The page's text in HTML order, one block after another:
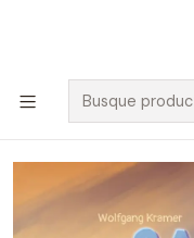
🚀 ¡Despachamos a todo
$100.000 y a RM sobre
Inicio
Preventa